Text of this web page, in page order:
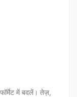
में बदलें। तेज़,